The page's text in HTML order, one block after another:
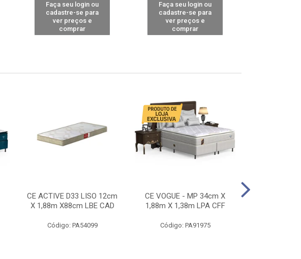
Faça seu login ou
cadastre-se para
ver preços e
comprar
Faça seu login ou
cadastre-se para
ver preços e
comprar
CE ACTIVE D33 LISO 12cm
X 1,88m X88cm LBE CAD
Código: PA54099
CE VOGUE - MP 34cm X
1,88m X 1,38m LPA CFF
Código: PA91975